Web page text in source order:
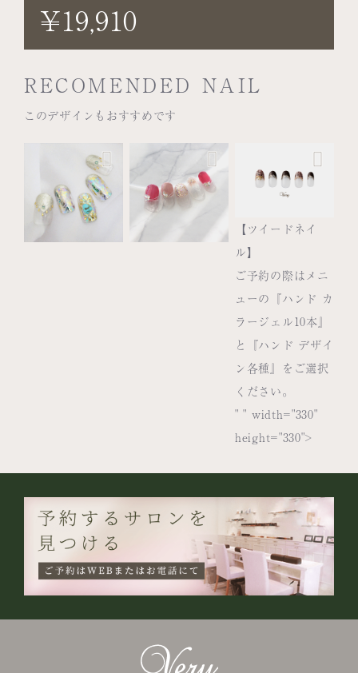
¥19,910
RECOMENDED NAIL
このデザインもおすすめです
【ツイードネイ
ル】
ご予約の際はメニ
ューの『ハンド カ
ラージェル10本』
と『ハンド デザイ
ン各種』をご選択
ください。
" " width="330"
height="330">